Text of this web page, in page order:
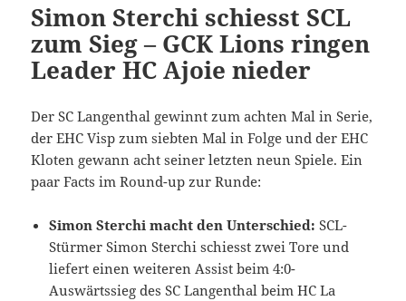
Simon Sterchi schiesst SCL
zum Sieg – GCK Lions ringen
Leader HC Ajoie nieder
Der SC Langenthal gewinnt zum achten Mal in Serie,
der EHC Visp zum siebten Mal in Folge und der EHC
Kloten gewann acht seiner letzten neun Spiele. Ein
paar Facts im Round-up zur Runde:
Simon Sterchi macht den Unterschied: SCL-
Stürmer Simon Sterchi schiesst zwei Tore und
liefert einen weiteren Assist beim 4:0-
Auswärtssieg des SC Langenthal beim HC La